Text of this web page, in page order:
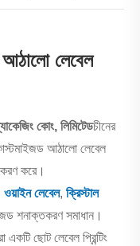
লেবেল
কোং, লিমিটেডচীনের
আঠালো লেবেল
করে।
ওয়াইন লেবেল, ক্রিস্টাল
শনাক্তকরণ সমাধান।
ছোট লেবেল প্রিন্টিং